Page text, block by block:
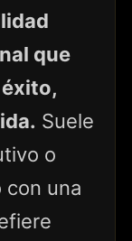
que
Suele
o
con una